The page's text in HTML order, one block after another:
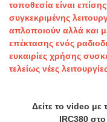
τοποθεσία είναι
συγκεκριμένης
απλοποιούν αλλά και
επέκτασης ενός
ευκαιρίες χρήσης
τελείως νέες
Δείτε το video με
IRC380